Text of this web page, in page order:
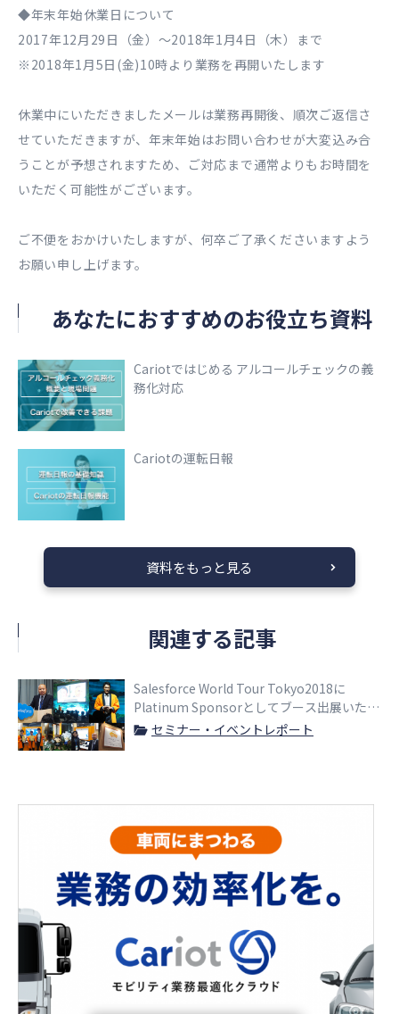
◆年末年始休業日について
2017年12月29日（金）～2018年1月4日（木）まで
※2018年1月5日(金)10時より業務を再開いたします
休業中にいただきましたメールは業務再開後、順次ご返信さ
せていただきますが、年末年始はお問い合わせが大変込み合
うことが予想されますため、ご対応まで通常よりもお時間を
いただく可能性がございます。
ご不便をおかけいたしますが、何卒ご了承くださいますよう
お願い申し上げます。
あなたにおすすめのお役立ち資料
Cariotではじめる アルコールチェックの義
務化対応
Cariotの運転日報
資料をもっと見る
関連する記事
Salesforce World Tour Tokyo2018に
Platinum Sponsorとしてブース出展いたし
ました。
セミナー・イベントレポート